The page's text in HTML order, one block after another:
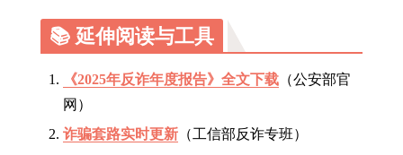
📚 延伸阅读与工具
《2025年反诈年度报告》全文下载 （公安部官
网）
诈骗套路实时更新 （工信部反诈专班）